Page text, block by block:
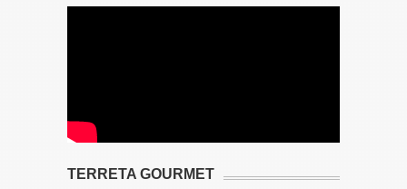
TERRETA GOURMET